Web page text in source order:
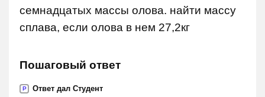
семнадцатых массы олова. найти массу
сплава, если олова в нем 27,2кг
Пошаговый ответ
P Ответ дал Студент